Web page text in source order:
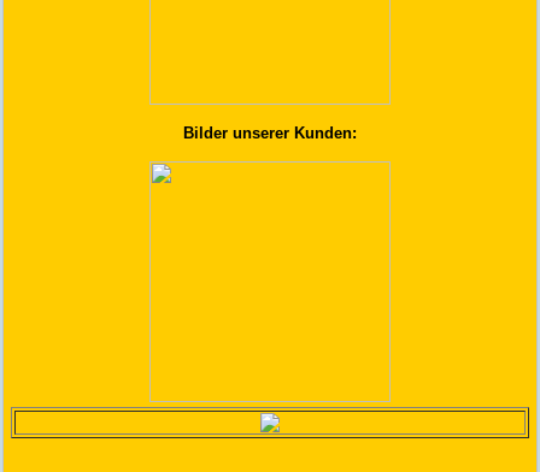
Bilder unserer Kunden: